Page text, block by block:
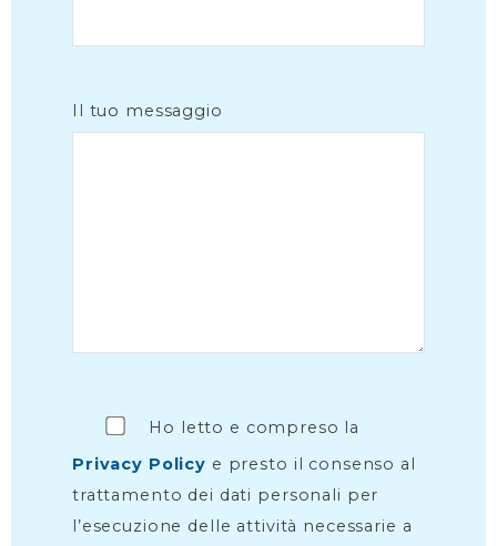
Il tuo messaggio
Ho letto e compreso la
Privacy Policy e presto il consenso al
trattamento dei dati personali per
l’esecuzione delle attività necessarie a